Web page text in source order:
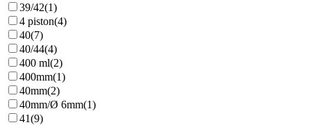
39/42(1)
4 piston(4)
40(7)
40/44(4)
400 ml(2)
400mm(1)
40mm(2)
40mm/Ø 6mm(1)
41(9)